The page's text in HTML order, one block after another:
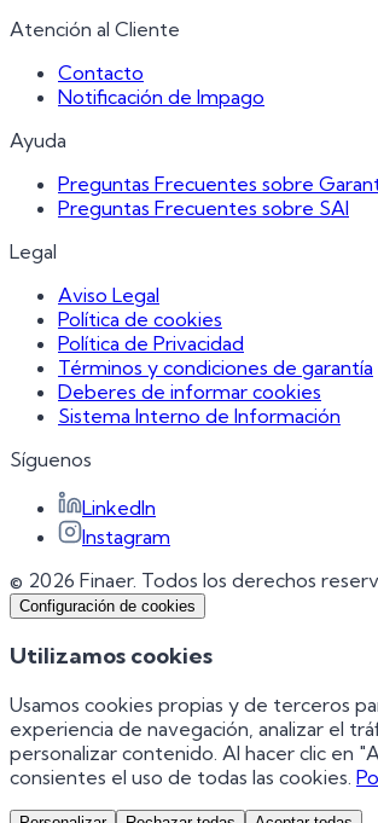
Atención al Cliente
Contacto
Notificación de Impago
Ayuda
Preguntas Frecuentes sobre
Preguntas Frecuentes sobre SAI
Legal
Aviso Legal
Política de cookies
Política de Privacidad
Términos y condiciones de garantía
Deberes de informar cookies
Sistema Interno de Información
Síguenos
LinkedIn
Instagram
© 2026 Finaer. Todos los derechos
Configuración de cookies
Utilizamos cookies
Usamos cookies propias y de terceros
experiencia de navegación, analizar el
personalizar contenido. Al hacer clic en
consientes el uso de todas las cookies.